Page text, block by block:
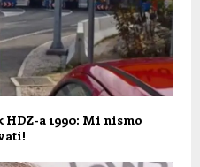
a 1990: Mi nismo